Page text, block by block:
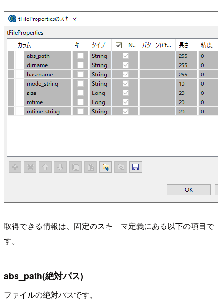
取得できる情報は、固定のスキーマ定義にある以下の項目で
す。
abs_path(絶対パス)
ファイルの絶対パスです。